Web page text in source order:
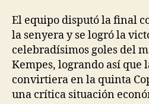
El equipo disputó la final
la senyera y se logró la
celebradísimos goles del
Kempes, logrando así que
convirtiera en la quinta
una crítica situación